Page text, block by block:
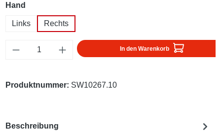
Hand
Links Rechts
Produkt Anzahl: Gib den gewünschten
In den Warenkorb
Produktnummer: SW10267.10
Beschreibung